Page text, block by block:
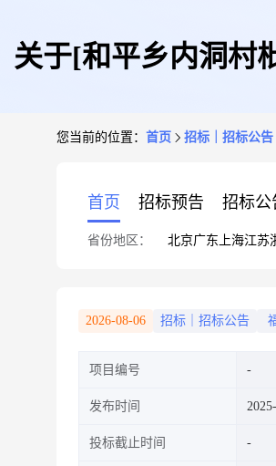
关于[和平乡内洞村
您当前的位置： 首页 招标｜招标公告
首页 招标预告 招标公
省份地区： 北京广东 上海江苏
2026-08-06 招标｜招标公告
项目编号
发布时间
投标截止时间